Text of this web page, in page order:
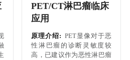
PET/CT淋巴瘤临床
应用
原理介绍: PET显像对于恶
性淋巴瘤的诊断灵敏度较
高，已建议作为恶性淋巴瘤